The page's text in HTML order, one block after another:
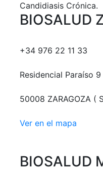
Candidiasis Crónica.
BIOSALUD
+34 976 22 11 33
Residencial Paraíso 9
50008 ZARAGOZA (
Ver en el mapa
BIOSALUD